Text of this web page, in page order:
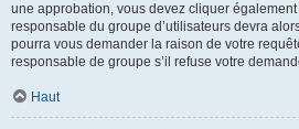
une approbation, vous devez cliquer
responsable du groupe d’utilisateurs devra
pourra vous demander la raison de votre
responsable de groupe s’il refuse votre
Haut